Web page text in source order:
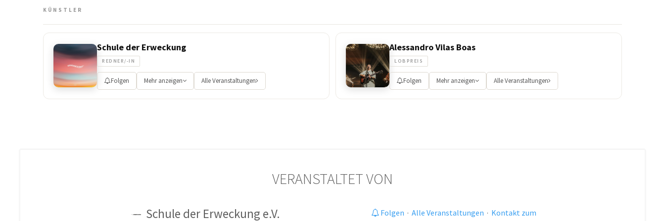
KÜNSTLER
Schule der Erweckung
REDNER/-IN
Folgen Mehr anzeigen Alle Veranstaltungen
Alessandro Vilas Boas
LOBPREIS
Folgen Mehr anzeigen Alle Veranstaltungen
VERANSTALTET VON
Schule der Erweckung e.V. Folgen · Alle Veranstaltungen · Kontakt zum